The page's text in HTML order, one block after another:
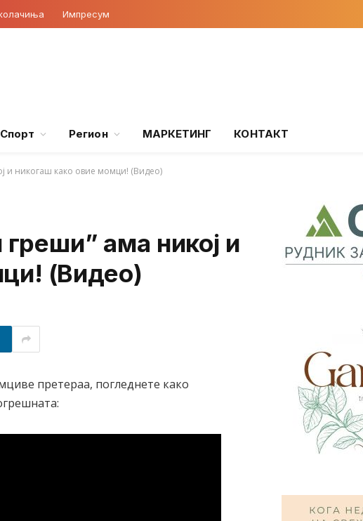
Импресум
Спорт Регион МАРКЕТИНГ КОНТАКТ
и никогаш како овие момци! (Видео)
греши” ама никој и
(Видео)
претераа, погледнете како